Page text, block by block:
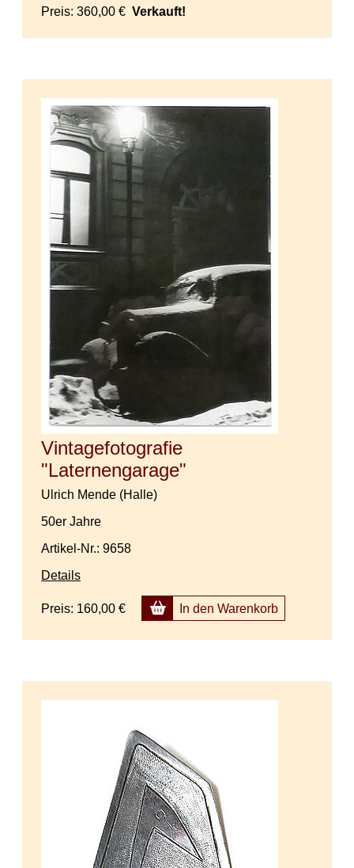
Preis: 360,00 € Verkauft!
Vintagefotografie
"Laternengarage"
Ulrich Mende (Halle)
50er Jahre
Artikel-Nr.: 9658
Details
Preis: 160,00 € In den Warenkorb